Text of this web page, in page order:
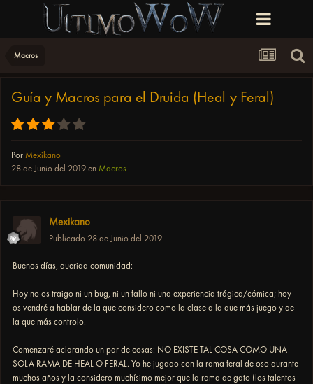
Macros
Guía y Macros para el Druida (Heal y Feral)
Por Mexikano
28 de Junio del 2019 en Macros
Mexikano
Publicado 28 de Junio del 2019
Buenos días, querida comunidad:
Hoy no os traigo ni un bug, ni un fallo ni una experiencia trágica/cómica; hoy
os vendré a hablar de la que considero como la clase a la que más juego y de
la que más controlo.
Comenzaré aclarando un par de cosas: NO EXISTE TAL COSA COMO UNA
SOLA RAMA DE HEAL O FERAL. Yo he jugado con la rama feral de oso durante
muchos años y la considero muchísimo mejor que la rama de gato (los talentos